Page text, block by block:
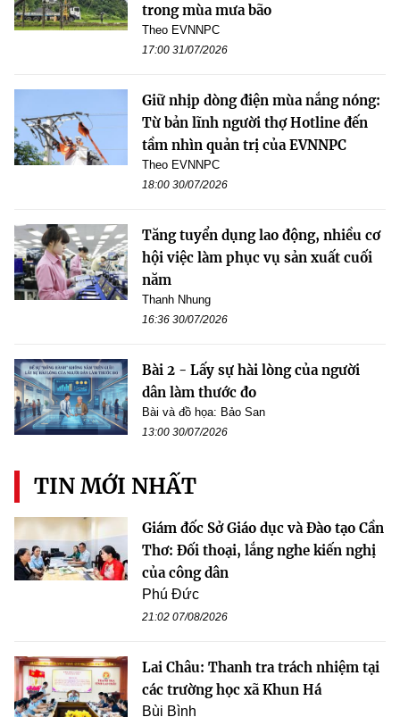
trong mùa mưa bão
Theo EVNNPC
17:00 31/07/2026
Giữ nhịp dòng điện mùa nắng nóng:
Từ bản lĩnh người thợ Hotline đến
tầm nhìn quản trị của EVNNPC
Theo EVNNPC
18:00 30/07/2026
Tăng tuyển dụng lao động, nhiều cơ
hội việc làm phục vụ sản xuất cuối
năm
Thanh Nhung
16:36 30/07/2026
Bài 2 - Lấy sự hài lòng của người
dân làm thước đo
Bài và đồ họa: Bảo San
13:00 30/07/2026
TIN MỚI NHẤT
Giám đốc Sở Giáo dục và Đào tạo Cần
Thơ: Đối thoại, lắng nghe kiến nghị
của công dân
Phú Đức
21:02 07/08/2026
Lai Châu: Thanh tra trách nhiệm tại
các trường học xã Khun Há
Bùi Bình